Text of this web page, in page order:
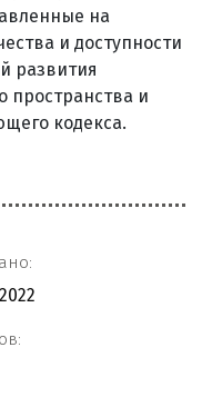
на
и доступности
развития
пространства и
кодекса.